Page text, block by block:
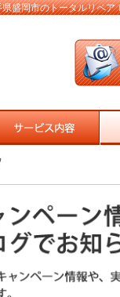
盛岡市のトータルリペア